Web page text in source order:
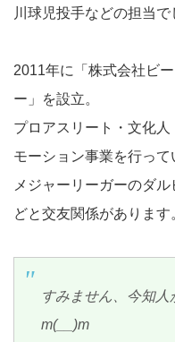
川球児投手などの担当で
2011年に「株式会社ビ
ー」を設立。
プロアスリート・文化
モーション事業を行って
メジャーリーガーのダ
どと交友関係があります
すみません、今知
m(__)m